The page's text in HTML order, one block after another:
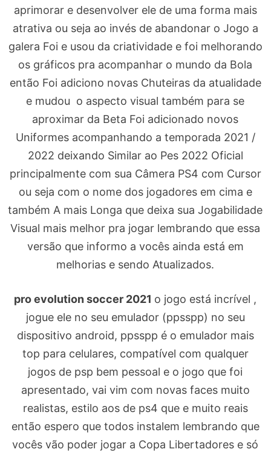
aprimorar e desenvolver ele de uma forma mais
atrativa ou seja ao invés de abandonar o Jogo a
galera Foi e usou da criatividade e foi melhorando
os gráficos pra acompanhar o mundo da Bola
então Foi adiciono novas Chuteiras da atualidade
e mudou o aspecto visual também para se
aproximar da Beta Foi adicionado novos
Uniformes acompanhando a temporada 2021 /
2022 deixando Similar ao Pes 2022 Oficial
principalmente com sua Câmera PS4 com Cursor
ou seja com o nome dos jogadores em cima e
também A mais Longa que deixa sua Jogabilidade
Visual mais melhor pra jogar lembrando que essa
versão que informo a vocês ainda está em
melhorias e sendo Atualizados.
pro evolution soccer 2021 o jogo está incrível ,
jogue ele no seu emulador (ppsspp) no seu
dispositivo android, ppsspp é o emulador mais
top para celulares, compatível com qualquer
jogos de psp bem pessoal e o jogo que foi
apresentado, vai vim com novas faces muito
realistas, estilo aos de ps4 que e muito reais
então espero que todos instalem lembrando que
vocês vão poder jogar a Copa Libertadores e só